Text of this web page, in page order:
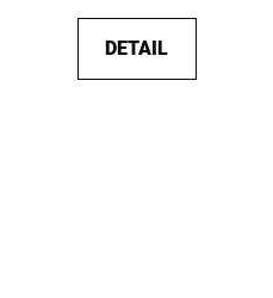
DETAIL